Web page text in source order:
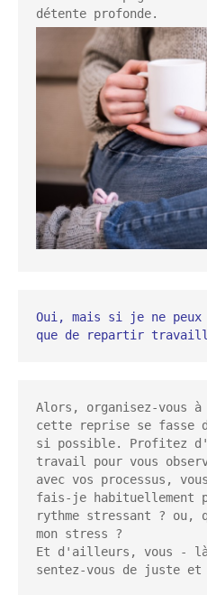
Oui, mais si je ne peux
que de repartir
Alors, organisez-vous
cette reprise se fasse
si possible. Profitez
travail pour vous
avec vos processus,
fais-je habituellement
rythme stressant ? ou,
mon stress ?
Et d'ailleurs, vous -
sentez-vous de juste et